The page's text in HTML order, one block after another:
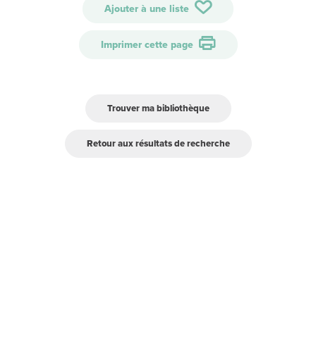
Ajouter à une liste
Imprimer cette page
Trouver ma bibliothèque
Retour aux résultats de recherche